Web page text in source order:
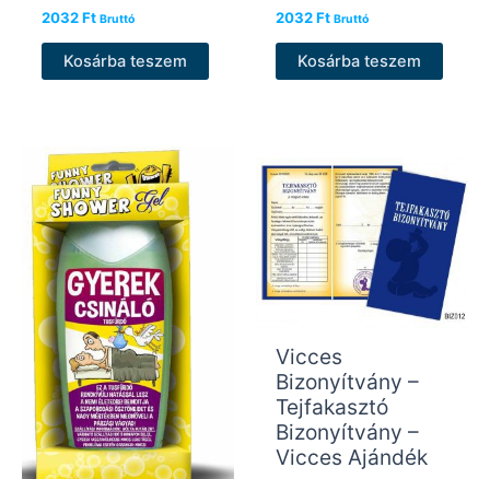
2032Ft Bruttó
Kosárba teszem
2032Ft Bruttó
Kosárba teszem
Vicces
Bizonyítvány –
Tejfakasztó
Bizonyítvány –
Vicces Ajándék